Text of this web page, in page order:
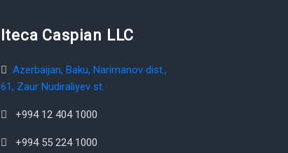
Iteca Caspian LLC
Azerbaijan, Baku, Narimanov dist.,
61, Zaur Nudiraliyev st.
+994 12 404 1000
+994 55 224 1000